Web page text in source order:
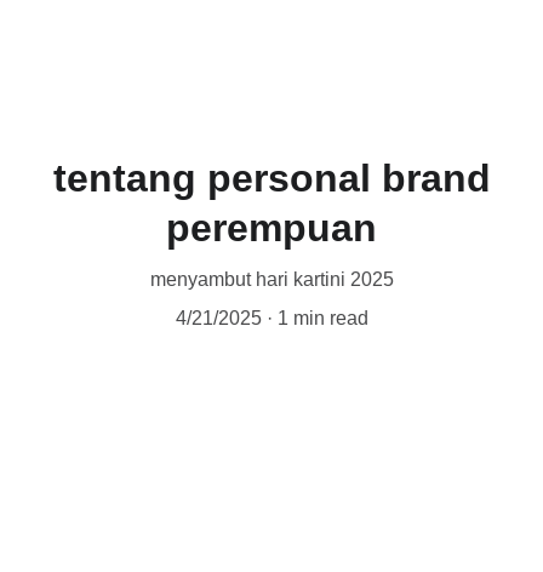
tentang personal brand
perempuan
menyambut hari kartini 2025
4/21/2025
1 min read